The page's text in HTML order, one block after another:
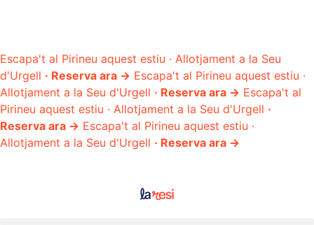
Escapa't al Pirineu aquest estiu · Allotjament a la Seu
d'Urgell · Reserva ara → Escapa't al Pirineu aquest estiu ·
Allotjament a la Seu d'Urgell · Reserva ara → Escapa't al
Pirineu aquest estiu · Allotjament a la Seu d'Urgell ·
Reserva ara → Escapa't al Pirineu aquest estiu ·
Allotjament a la Seu d'Urgell · Reserva ara →